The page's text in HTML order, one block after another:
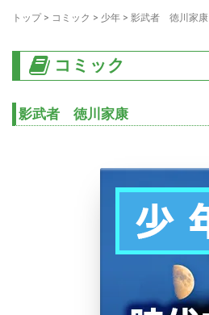
トップ> コミック > 少年 > 影武者 徳川家康
コミック
影武者 徳川家康